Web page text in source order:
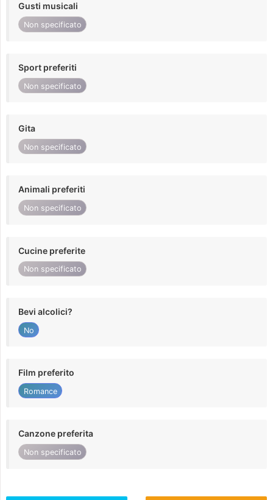
Gusti musicali
Non specificato
Sport preferiti
Non specificato
Gita
Non specificato
Animali preferiti
Non specificato
Cucine preferite
Non specificato
Bevi alcolici?
No
Film preferito
Romance
Canzone preferita
Non specificato